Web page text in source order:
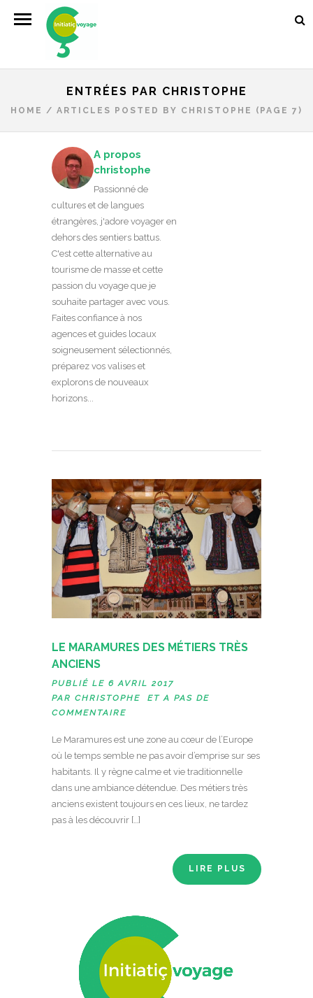
ENTRÉES PAR CHRISTOPHE
HOME / ARTICLES POSTED BY CHRISTOPHE (PAGE 7)
A propos
christophe
Passionné de
cultures et de langues
étrangères, j'adore voyager en
dehors des sentiers battus.
C'est cette alternative au
tourisme de masse et cette
passion du voyage que je
souhaite partager avec vous.
Faites confiance à nos
agences et guides locaux
soigneusement sélectionnés,
préparez vos valises et
explorons de nouveaux
horizons...
LE MARAMURES DES MÉTIERS TRÈS
ANCIENS
PUBLIÉ LE 6 AVRIL 2017
PAR CHRISTOPHE ET A PAS DE
COMMENTAIRE
Le Maramures est une zone au cœur de l’Europe
où le temps semble ne pas avoir d’emprise sur ses
habitants. Il y règne calme et vie traditionnelle
dans une ambiance détendue. Des métiers très
anciens existent toujours en ces lieux, ne tardez
pas à les découvrir […]
LIRE PLUS